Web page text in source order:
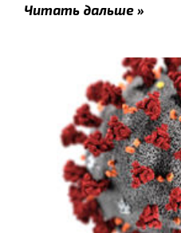
Читать дальше »